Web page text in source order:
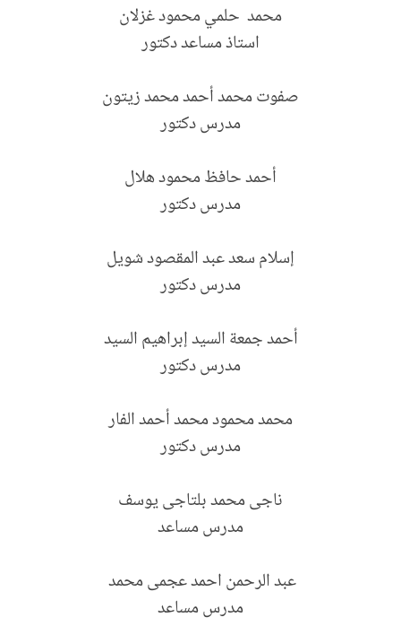
محمد حلمي محمود غزلان
استاذ مساعد دكتور
صفوت محمد أحمد محمد زيتون
مدرس دكتور
أحمد حافظ محمود هلال
مدرس دكتور
إسلام سعد عبد المقصود شويل
مدرس دكتور
أحمد جمعة السيد إبراهيم السيد
مدرس دكتور
محمد محمود محمد أحمد الفار
مدرس دكتور
ناجى محمد بلتاجى يوسف
مدرس مساعد
عبد الرحمن احمد عجمى محمد
مدرس مساعد